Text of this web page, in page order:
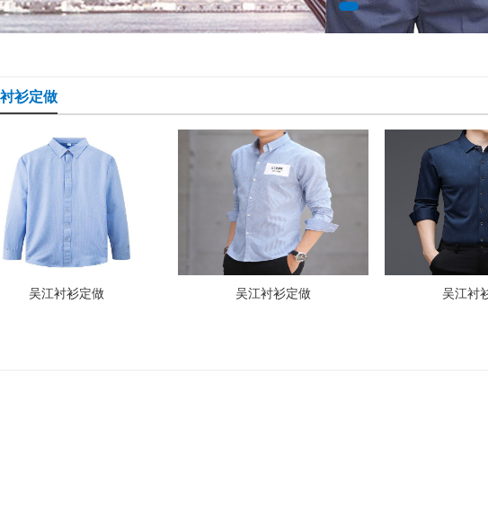
衫定做
吴江衬衫定做 吴江衬衫定做 吴江衬